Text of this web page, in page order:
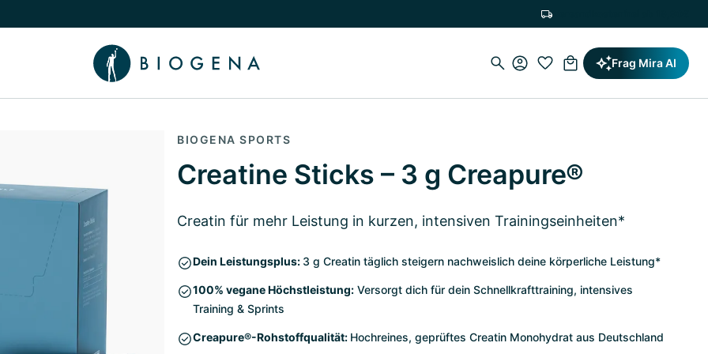
Wissen umschalten Frag Mira AI
BIOGENA SPORTS
Creatine Sticks – 3 g Creapure®
Creatin für mehr Leistung in kurzen, intensiven Trainingseinheiten*
Dein Leistungsplus: 3 g Creatin täglich steigern nachweislich deine körperliche Leistung*
100% vegane Höchstleistung: Versorgt dich für dein Schnellkrafttraining, intensives
Training & Sprints
Creapure®-Rohstoffqualität: Hochreines, geprüftes Creatin Monohydrat aus Deutschland